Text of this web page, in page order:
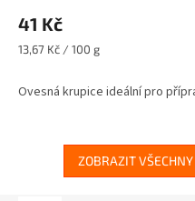
41 Kč
Měrná
13,67 Kč / 100 g
Ovesná krupice ideální pro
ZOBRAZIT